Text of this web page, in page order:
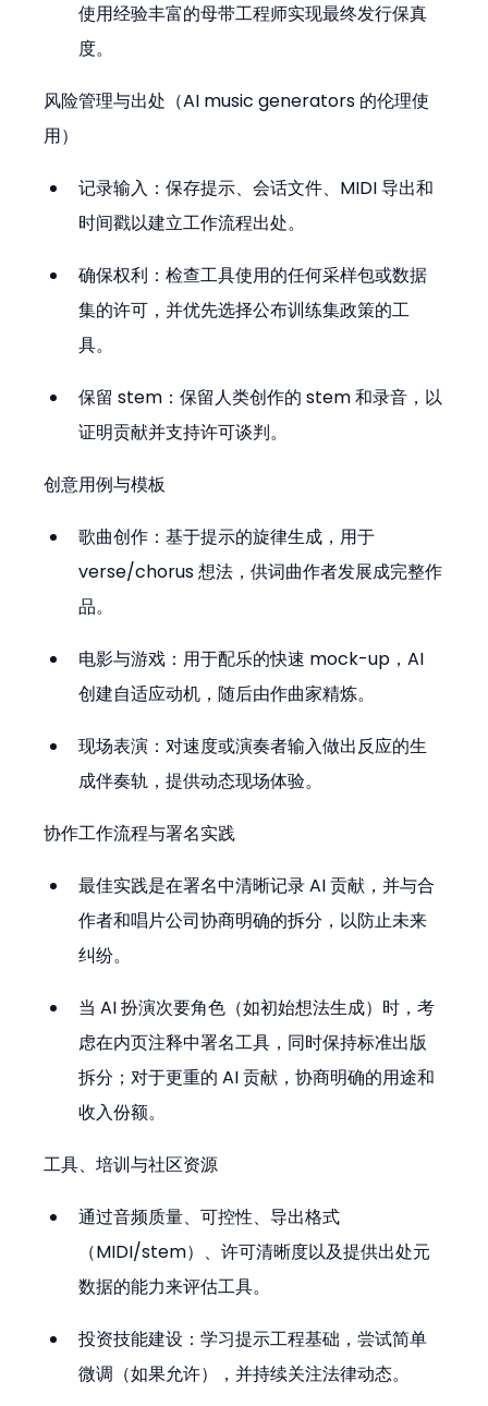
使用经验丰富的母带工程师实现最终发行保真
度。
风险管理与出处（AI music generators 的伦理使
用）
记录输入：保存提示、会话文件、MIDI 导出和
时间戳以建立工作流程出处。
确保权利：检查工具使用的任何采样包或数据
集的许可，并优先选择公布训练集政策的工
具。
保留 stem：保留人类创作的 stem 和录音，以
证明贡献并支持许可谈判。
创意用例与模板
歌曲创作：基于提示的旋律生成，用于
verse/chorus 想法，供词曲作者发展成完整作
品。
电影与游戏：用于配乐的快速 mock-up，AI
创建自适应动机，随后由作曲家精炼。
现场表演：对速度或演奏者输入做出反应的生
成伴奏轨，提供动态现场体验。
协作工作流程与署名实践
最佳实践是在署名中清晰记录 AI 贡献，并与合
作者和唱片公司协商明确的拆分，以防止未来
纠纷。
当 AI 扮演次要角色（如初始想法生成）时，考
虑在内页注释中署名工具，同时保持标准出版
拆分；对于更重的 AI 贡献，协商明确的用途和
收入份额。
工具、培训与社区资源
通过音频质量、可控性、导出格式
（MIDI/stem）、许可清晰度以及提供出处元
数据的能力来评估工具。
投资技能建设：学习提示工程基础，尝试简单
微调（如果允许），并持续关注法律动态。